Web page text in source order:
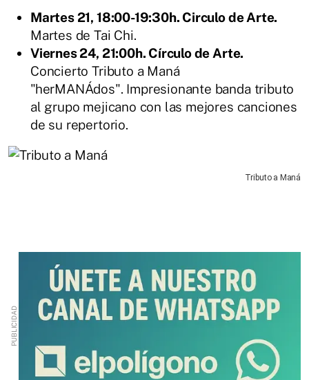
Martes 21, 18:00-19:30h. Circulo de Arte.
Martes de Tai Chi.
Viernes 24, 21:00h. Círculo de Arte.
Concierto Tributo a Maná
"herMANÁdos". Impresionante banda tributo
al grupo mejicano con las mejores canciones
de su repertorio.
Tributo a Maná